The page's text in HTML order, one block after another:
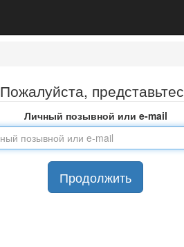
Пожалуйста,
Личный позывной или e-mail
Продолжить